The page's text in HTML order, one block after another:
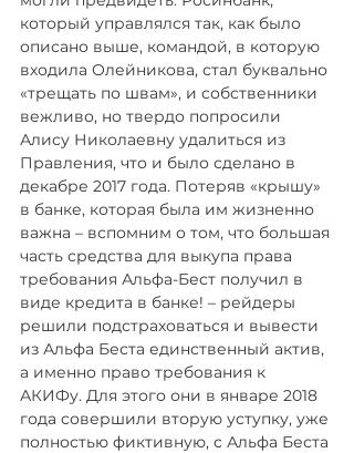
который управлялся так, как было
описано выше, командой, в которую
входила Олейникова, стал буквально
«трещать по швам», и собственники
вежливо, но твердо попросили
Алису Николаевну удалиться из
Правления, что и было сделано в
декабре 2017 года. Потеряв «крышу»
в банке, которая была им жизненно
важна – вспомним о том, что большая
часть средства для выкупа права
требования Альфа-Бест получил в
виде кредита в банке! – рейдеры
решили подстраховаться и вывести
из Альфа Беста единственный актив,
а именно право требования к
АКИФу. Для этого они в январе 2018
года совершили вторую уступку, уже
полностью фиктивную, с Альфа Беста